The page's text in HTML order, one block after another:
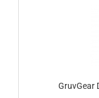
GruvGear